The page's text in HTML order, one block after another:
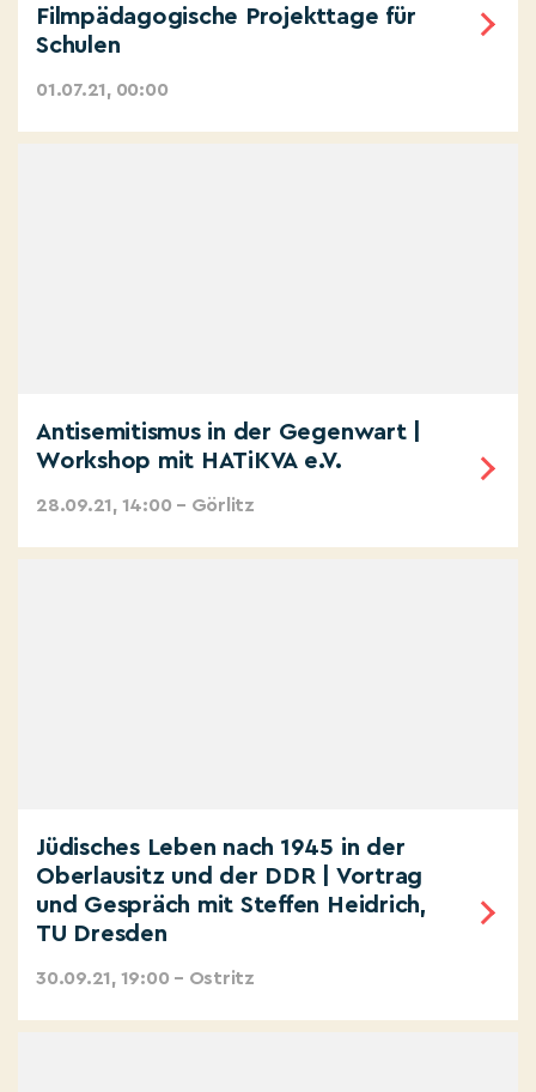
Filmpädagogische Projekttage für
Schulen
01.07.21, 00:00
Antisemitismus in der Gegenwart |
Workshop mit HATiKVA e.V.
28.09.21, 14:00 – Görlitz
Jüdisches Leben nach 1945 in der
Oberlausitz und der DDR | Vortrag
und Gespräch mit Steffen Heidrich,
TU Dresden
30.09.21, 19:00 – Ostritz